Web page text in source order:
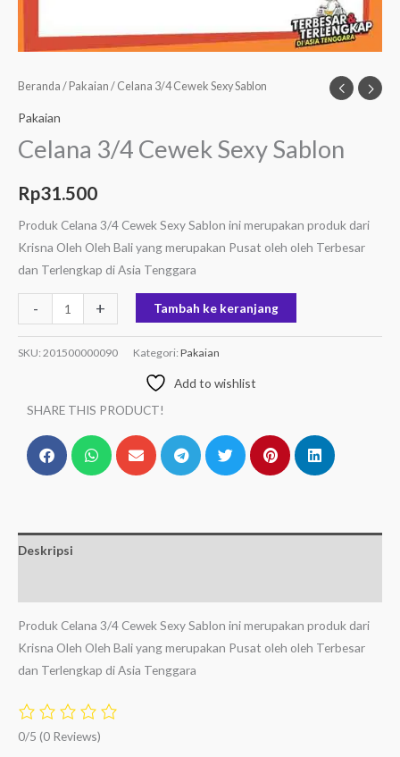
Beranda / Pakaian / Celana 3/4 Cewek Sexy Sablon
Pakaian
Celana 3/4 Cewek Sexy Sablon
Rp31.500
Produk Celana 3/4 Cewek Sexy Sablon ini merupakan produk dari
Krisna Oleh Oleh Bali yang merupakan Pusat oleh oleh Terbesar
dan Terlengkap di Asia Tenggara
- + Tambah ke keranjang
SKU: 201500000090 Kategori: Pakaian
Add to wishlist
SHARE THIS PRODUCT!
Deskripsi
Produk Celana 3/4 Cewek Sexy Sablon ini merupakan produk dari
Krisna Oleh Oleh Bali yang merupakan Pusat oleh oleh Terbesar
dan Terlengkap di Asia Tenggara
0/5 (0 Reviews)